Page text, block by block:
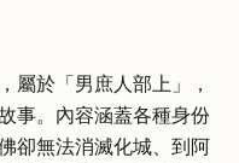
屬於「男庶人部上」，
事。內容涵蓋各種身份
卻無法消滅化城、到阿